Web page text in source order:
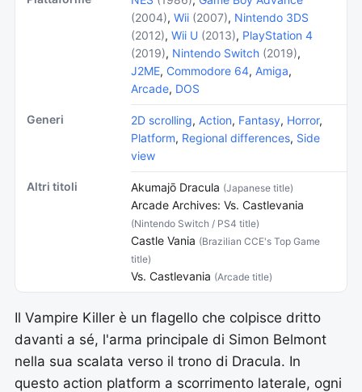
(2004), Wii (2007), Nintendo 3DS
(2012), Wii U (2013), PlayStation 4
(2019), Nintendo Switch (2019),
J2ME, Commodore 64, Amiga,
Arcade, DOS
Generi 2D scrolling, Action, Fantasy, Horror,
Platform, Regional differences, Side
view
Altri titoli Akumajō Dracula (Japanese title)
Arcade Archives: Vs. Castlevania
(Nintendo Switch / PS4 title)
Castle Vania (Brazilian CCE's Top Game
title)
Vs. Castlevania (Arcade title)
Il Vampire Killer è un flagello che colpisce dritto
davanti a sé, l'arma principale di Simon Belmont
nella sua scalata verso il trono di Dracula. In
questo action platform a scorrimento laterale, ogni